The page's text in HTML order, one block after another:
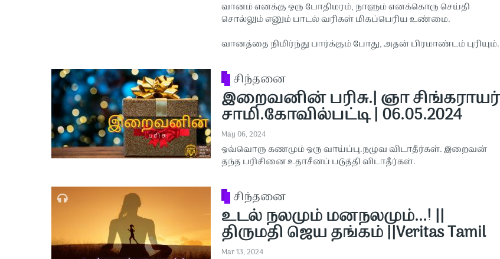
வானம் எனக்கு ஒரு போதிமரம், நாளும் எனக்கொரு செய்தி
சொல்லும் எனும் பாடல் வரிகள் மிகப்பெரிய உண்மை.
வானத்தை நிமிர்ந்து பார்க்கும் போது, அதன் பிரமாண்டம் புரியும்.
சிந்தனை
இறைவனின் பரிசு.| ஞா சிங்கராயர்
சாமி.கோவில்பட்டி | 06.05.2024
May 06, 2024
ஒவ்வொரு கணமும் ஒரு வாய்ப்பு.நழுவ விடாதீர்கள். இறைவன்
தந்த பரிசினை உதாசீனப் படுத்தி விடாதீர்கள்.
சிந்தனை
உடல் நலமும் மனநலமும்...! ||
திருமதி ஜெய தங்கம் ||Veritas Tamil
Mar 13, 2024